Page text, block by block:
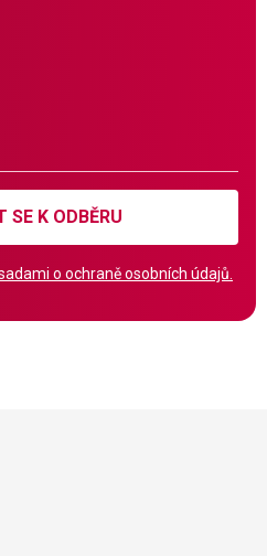
SE K ODBĚRU
o ochraně osobních údajů.